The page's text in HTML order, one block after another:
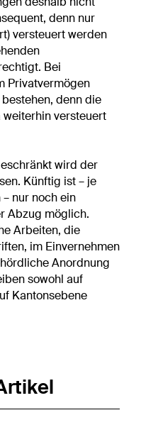
denn nur
versteuert werden
Bei
Privatvermögen
denn die
weiterhin versteuert
wird der
Künftig ist – je
nur noch ein
Abzug möglich.
Arbeiten, die
im Einvernehmen
Anordnung
sowohl auf
Kantonsebene